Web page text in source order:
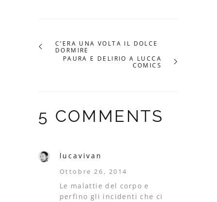
C’ERA UNA VOLTA IL DOLCE
DORMIRE
PAURA E DELIRIO A LUCCA
COMICS
5 COMMENTS
lucavivan
Ottobre 26, 2014
Le malattie del corpo e
perfino gli incidenti che ci